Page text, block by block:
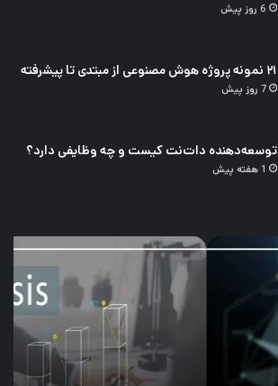
6 روز پیش
۲۱ نمونه پروژه هوش مصنوعی از مبتدی تا پیشرفته
7 روز پیش
توسعه‌دهنده دات‌نت کیست و چه وظایفی دارد؟
1 هفته پیش
۲۱